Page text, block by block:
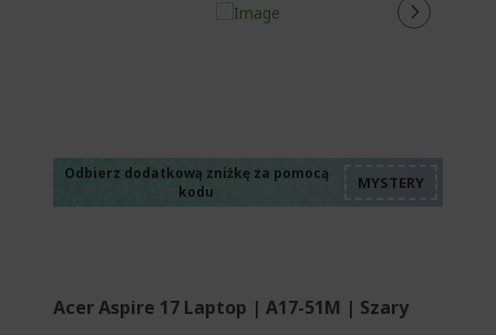
Odbierz dodatkową zniżkę za pomocą
kodu
Acer Aspire 17 Laptop | A17-51M | Szary